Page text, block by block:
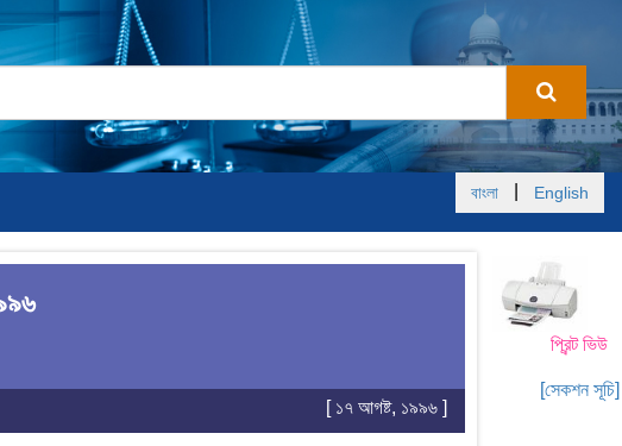
বাংলা English
প্রিন্ট ভিউ
[সেকশন সূচি]
[ ১৭ আগষ্ট, ১৯৯৬ ]